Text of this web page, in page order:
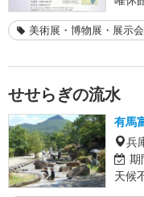
美術展・博物展・展示会
せせらぎの流水
有馬
兵
期
天候